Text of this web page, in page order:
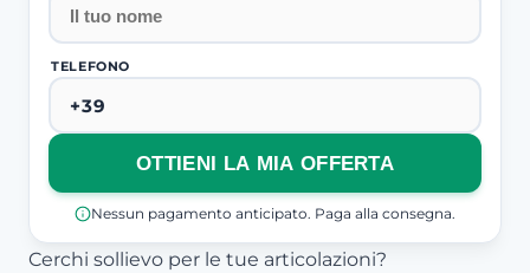
TELEFONO
OTTIENI LA MIA OFFERTA
Nessun pagamento anticipato. Paga alla consegna.
Cerchi sollievo per le tue articolazioni?